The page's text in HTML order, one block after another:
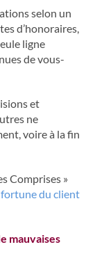
selon un
d’honoraires,
ligne
de vous-
et
ne
voire à la fin
Comprises »
fortune du client
mauvaises